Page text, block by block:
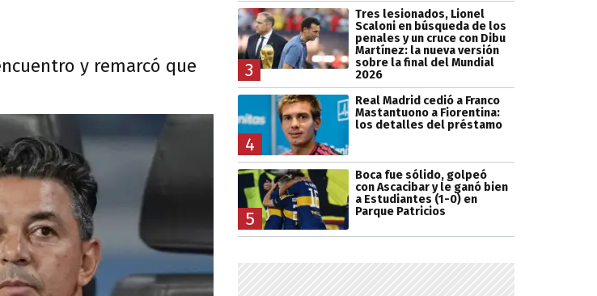
y remarcó que
3
Tres lesionados, Lionel
Scaloni en búsqueda de los
penales y un cruce con Dibu
Martínez: la nueva versión
sobre la final del Mundial
2026
4
Real Madrid cedió a Franco
Mastantuono a Fiorentina:
los detalles del préstamo
5
Boca fue sólido, golpeó
con Ascacibar y le ganó bien
a Estudiantes (1-0) en
Parque Patricios